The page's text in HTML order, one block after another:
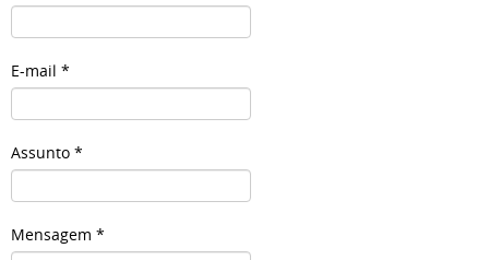
E-mail *
Assunto *
Mensagem *